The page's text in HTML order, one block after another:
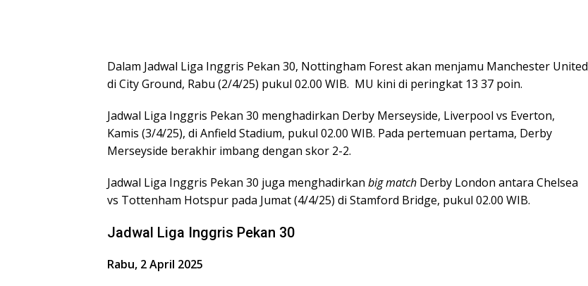
Dalam Jadwal Liga Inggris Pekan 30, Nottingham Forest akan menjamu Manchester United
di City Ground, Rabu (2/4/25) pukul 02.00 WIB. MU kini di peringkat 13 37 poin.
Jadwal Liga Inggris Pekan 30 menghadirkan Derby Merseyside, Liverpool vs Everton,
Kamis (3/4/25), di Anfield Stadium, pukul 02.00 WIB. Pada pertemuan pertama, Derby
Merseyside berakhir imbang dengan skor 2-2.
Jadwal Liga Inggris Pekan 30 juga menghadirkan big match Derby London antara Chelsea
vs Tottenham Hotspur pada Jumat (4/4/25) di Stamford Bridge, pukul 02.00 WIB.
Jadwal Liga Inggris Pekan 30
Rabu, 2 April 2025